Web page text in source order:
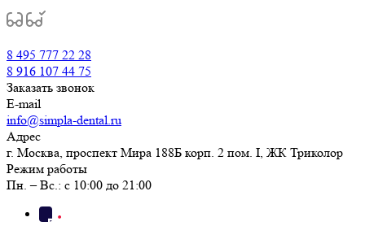
8 495 777 22 28
8 916 107 44 75
Заказать звонок
E-mail
info@simpla-dental.ru
Адрес
г. Москва, проспект Мира 188Б корп. 2 пом. I, ЖК Триколор
Режим работы
Пн. – Вс.: с 10:00 до 21:00